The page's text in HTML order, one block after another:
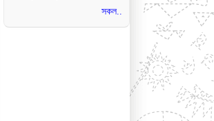
সকল..